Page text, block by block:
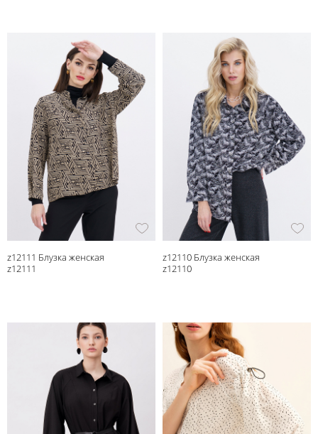
z12111 Блузка женская
z12111
z12110 Блузка женская
z12110